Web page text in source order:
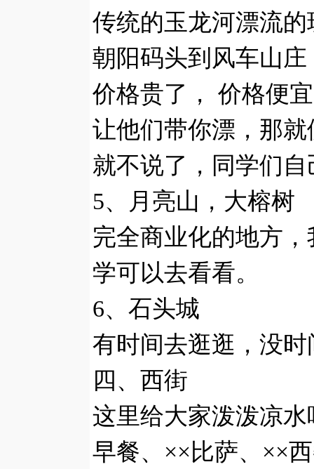
传统的玉龙河漂流
朝阳码头到风车山
价格贵了， 价格便
让他们带你漂，那
就不说了，同学们
5、月亮山，大榕树
完全商业化的地方
学可以去看看。
6、石头城
有时间去逛逛，没
四、西街
这里给大家泼泼凉
早餐、××比萨、××